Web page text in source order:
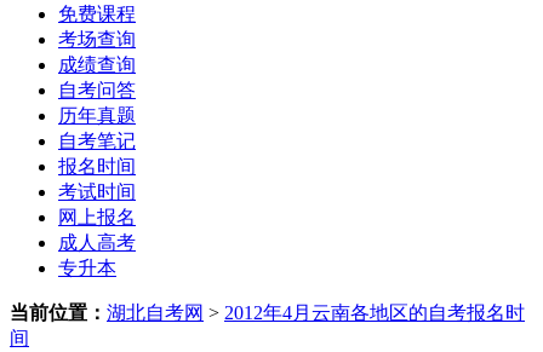
免费课程
考场查询
成绩查询
自考问答
历年真题
自考笔记
报名时间
考试时间
网上报名
成人高考
专升本
当前位置： 湖北自考网 > 2012年4月云南各地区的自考报名时
间